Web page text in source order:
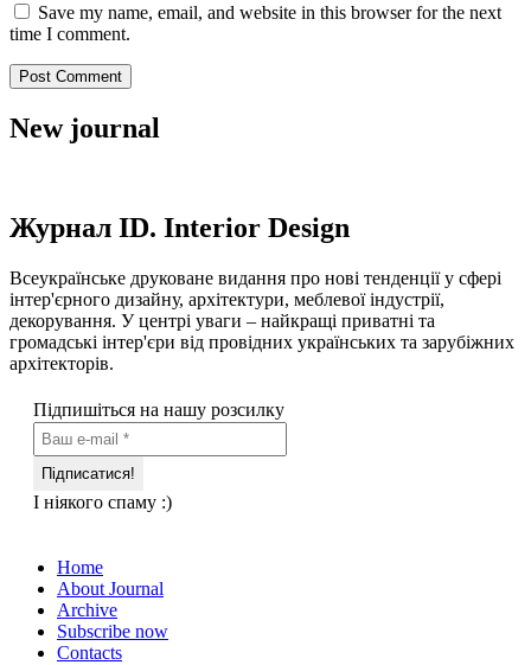
Save my name, email, and website in this browser for the next
time I comment.
New journal
Журнал ID. Interior Design
Всеукраїнське друковане видання про нові тенденції у сфері
інтер'єрного дизайну, архітектури, меблевої індустрії,
декорування. У центрі уваги – найкращі приватні та
громадські інтер'єри від провідних українських та зарубіжних
архітекторів.
Підпишіться на нашу розсилку
І ніякого спаму :)
Home
About Journal
Archive
Subscribe now
Contacts